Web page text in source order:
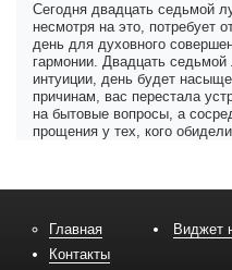
Сегодня двадцать седьмой
несмотря на это, потребует
день для духовного
гармонии. Двадцать
интуиции, день будет
причинам, вас перестала
на бытовые вопросы, а
прощения у тех, кого
Главная
Контакты
Виджет